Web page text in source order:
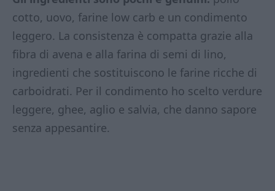
cotto, uovo, farine low carb e un condimento
leggero. La consistenza è compatta grazie alla
fibra di avena e alla farina di semi di lino,
ingredienti che sostituiscono le farine ricche di
carboidrati. Per il condimento ho scelto verdure
leggere, ghee, aglio e salvia, che danno sapore
senza appesantire.